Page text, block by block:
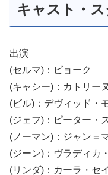
キャスト・
出演
(セルマ)：ビョーク
(キャシー)：カトリー
(ビル)：デヴィッド・
(ジェフ)：ピーター・
(ノーマン)：ジャン＝
(ジーン)：ヴラディカ
(リンダ)：カーラ・セ